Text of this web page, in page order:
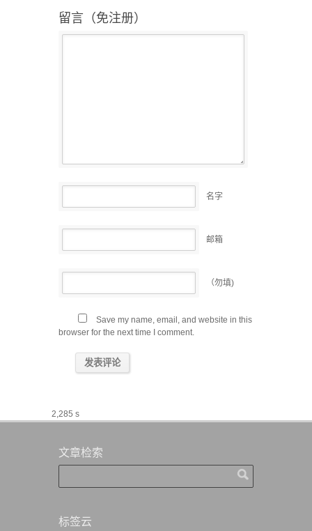
留言（免注册）
名字
邮箱
（勿填)
Save my name, email, and website in this
browser for the next time I comment.
2,285 s
文章检索
标签云